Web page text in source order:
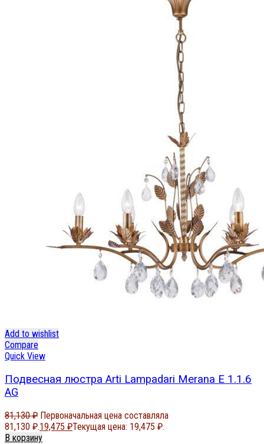
Add to wishlist
Compare
Quick View
Подвесная люстра Arti Lampadari Merana E 1.1.6
AG
81,130₽ Первоначальная цена составляла
81,130 ₽.19,475 ₽Текущая цена: 19,475 ₽.
В корзину